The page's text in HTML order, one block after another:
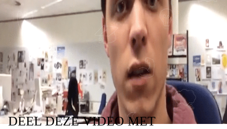
VILLA PINEDO
VOOR YANNICK?
DEELDEZE VIDEOMET